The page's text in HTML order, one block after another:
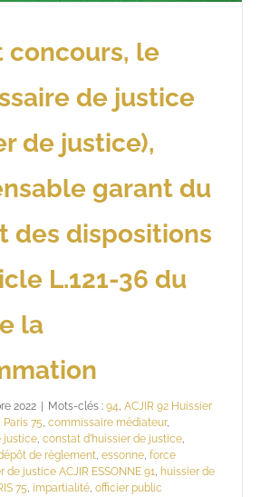
concours, le
de justice
de justice),
garant du
des dispositions
L.121-36 du
la
2022 | Mots-clés : 94 ACJIR 92 Huissier
Paris 75 commissaire médiateur,
justice constat d’huissier de justice
de règlement essonne force
de justice ACJIR ESSONNE 91 huissier de
75 impartialité officier public